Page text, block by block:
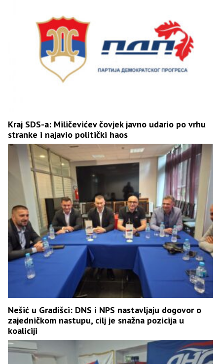
Kraj SDS-a: Miličevićev čovjek javno udario po vrhu
stranke i najavio politički haos
Nešić u Gradišci: DNS i NPS nastavljaju dogovor o
zajedničkom nastupu, cilj je snažna pozicija u
koaliciji